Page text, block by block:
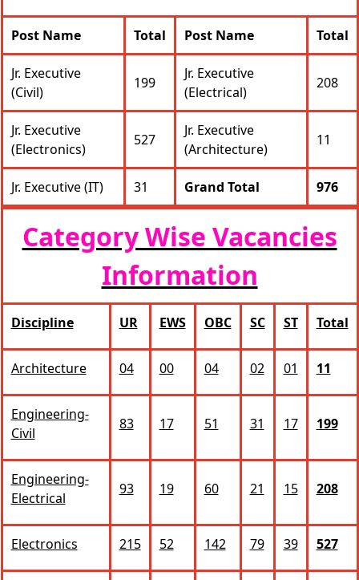
Post Name Total Post Name Total
Jr. Executive
(Civil)
199
Jr. Executive
(Electrical)
208
Jr. Executive
(Electronics)
527
Jr. Executive
(Architecture)
11
Jr. Executive (IT) 31 Grand Total 976
Category Wise Vacancies
Information
Discipline UR EWS OBC SC ST Total
Architecture 04 00 04 02 01 11
Engineering‐
Civil
83 17 51 31 17 199
Engineering‐
Electrical
93 19 60 21 15 208
Electronics 215 52 142 79 39 527